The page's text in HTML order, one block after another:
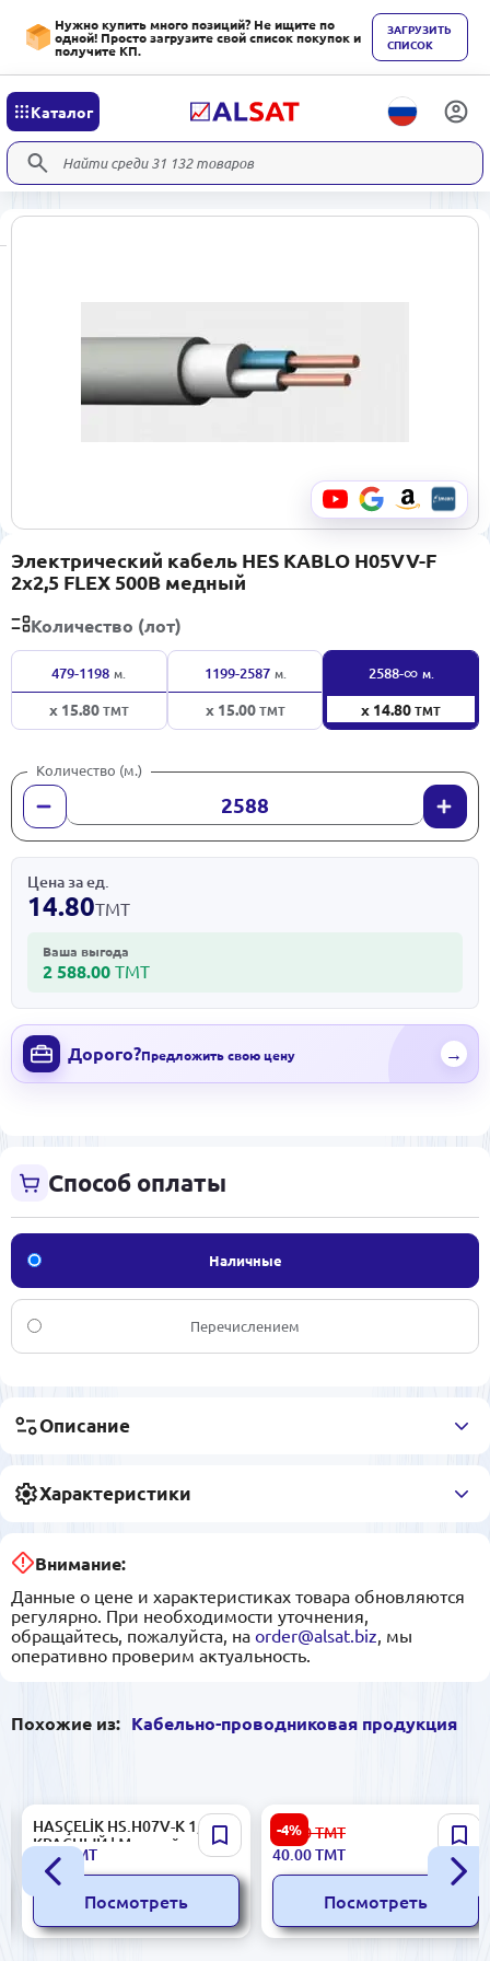
Нужно купить много позиций? Не ищите по
одной! Просто загрузите свой список покупок и
получите КП.
ЗАГРУЗИТЬ
СПИСОК
Каталог
Электрический кабель HES KABLO H05VV-F
2x2,5 FLEX 500В медный
Количество (лот)
479-1198 м.
x 15.80ТМТ
1199-2587 м.
x 15.00ТМТ
2588-∞ м.
x 14.80ТМТ
Количество (м.)
Цена за ед.
14.80ТМТ
Ваша выгода
2 588.00 ТМТ
Дорого?Предложить свою цену →
Способ оплаты
Наличные
Перечислением
Описание
Характеристики
Внимание:
Данные о цене и характеристиках товара обновляются
регулярно. При необходимости уточнения,
обращайтесь, пожалуйста, на order@alsat.biz , мы
оперативно проверим актуальность.
Похожие из: Кабельно-проводниковая продукция
HASÇELİK HS.H07V-K 1,5мм²
КРАСНЫЙ | Медный
электрический кабель
одножильный
4.00 ТМТ
Посмотреть
-4%
Силовой медный кабель
HES KABLO H05VV-F 4x4
FLEX 500В CB-00003153
42.00ТМТ
40.00ТМТ
Посмотреть